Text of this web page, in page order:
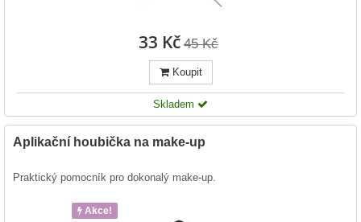
33 Kč 45 Kč
Koupit
Skladem
Aplikační houbička na make-up
Praktický pomocník pro dokonalý make-up.
Akce!